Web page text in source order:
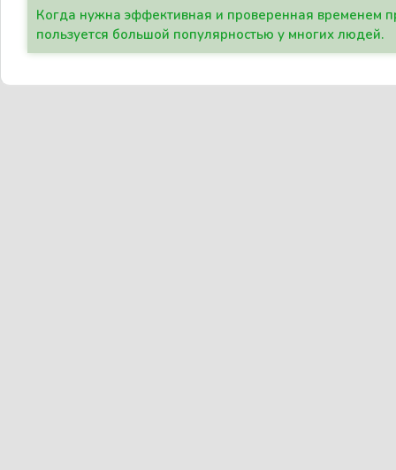
Когда нужна эффективная и проверенная временем
пользуется большой популярностью у многих людей.